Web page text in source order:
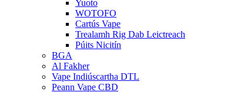
Yuoto
WOTOFO
Cartús Vape
Trealamh Rig Dab Leictreach
Púits Nicitín
BGA
Al Fakher
Vape Indiúscartha DTL
Peann Vape CBD